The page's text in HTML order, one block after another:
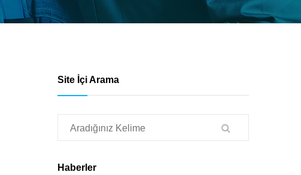
Site İçi Arama
Haberler